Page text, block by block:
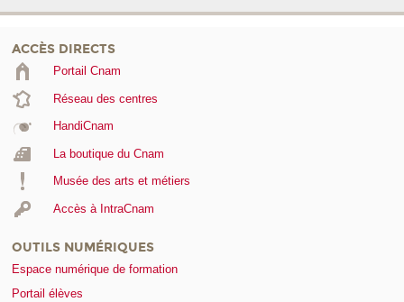
ACCÈS DIRECTS
Portail Cnam
Réseau des centres
HandiCnam
La boutique du Cnam
Musée des arts et métiers
Accès à IntraCnam
OUTILS NUMÉRIQUES
Espace numérique de formation
Portail élèves